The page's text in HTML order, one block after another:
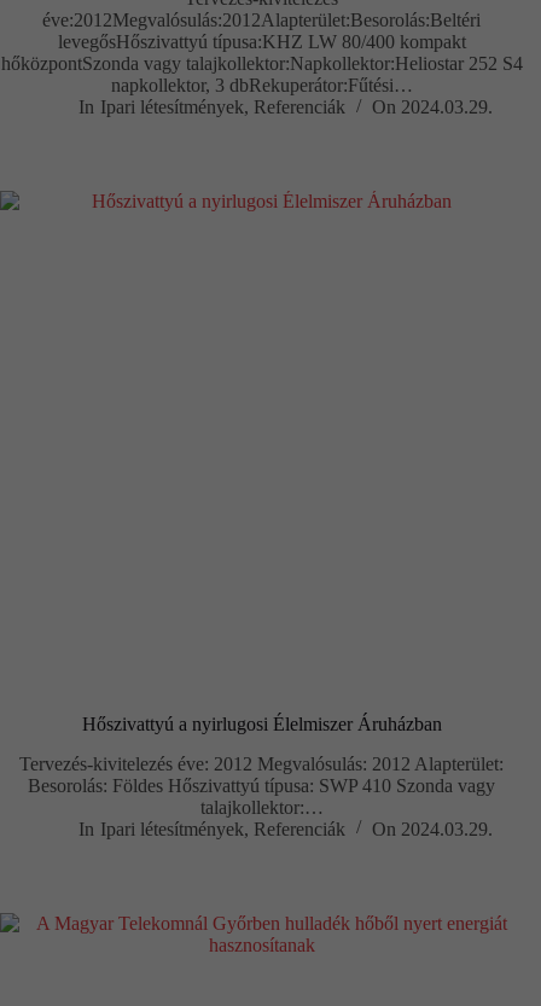
éve:2012Megvalósulás:2012Alapterület:Besorolás:Beltéri
levegősHőszivattyú típusa:KHZ LW 80/400 kompakt
hőközpontSzonda vagy talajkollektor:Napkollektor:Heliostar 252 S4
napkollektor, 3 dbRekuperátor:Fűtési…
In Ipari létesítmények, Referenciák On 2024.03.29.
Hőszivattyú a nyirlugosi Élelmiszer Áruházban
Tervezés-kivitelezés éve: 2012 Megvalósulás: 2012 Alapterület:
Besorolás: Földes Hőszivattyú típusa: SWP 410 Szonda vagy
talajkollektor:…
In Ipari létesítmények, Referenciák On 2024.03.29.